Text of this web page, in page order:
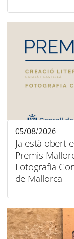
Ja està obert
Premis
Fotografia
de Mallorca
05/08/2026